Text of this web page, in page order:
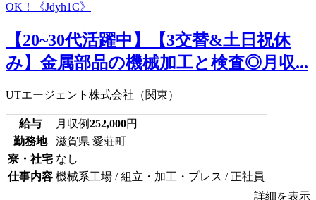
【20~30代活躍中】【3交替&土日祝休
み】金属部品の機械加工と検査◎月収...
UTエージェント株式会社（関東）
給与 月収例252,000円
勤務地
滋賀県 愛荘町
寮・社宅 なし
仕事内容 機械系工場 / 組立・加工・プレス / 正社員
詳細を表示